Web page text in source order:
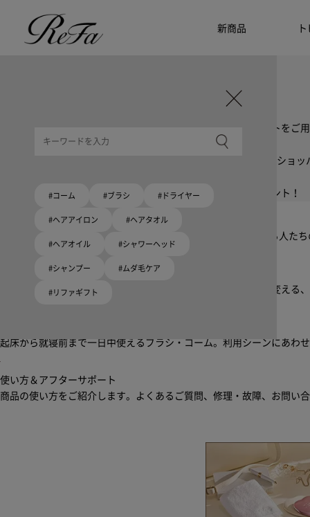
新商品
ReFa商品をご紹介します。プレゼント選びの参考に。
限定ラッピングバック・ショッパーまたはギフトスリーブセットをご
大切な人への贈り物にリファオリジナルショッパー
リファロゴが入った、白色のショッパーを6サイズ、ピンク色のショ
期間限定で対象商品のご購入でオリジナルショッパーをプレゼント！
Because ReFa | 上質な美しさを、妥協しない人へ
高機能ドライヤー Xモデルに宿る美学。上質な美しさを追求する人た
いい髪めざす、大人たちへ。
髪がきれいって嬉しい。「でもヘアケアは大変」という概念を変える
起床から就寝前まで一日中使えるブラシ・コーム。利用シーンにあわ
使い方＆アフターサポート
商品の使い方をご紹介します。よくあるご質問、修理・故障、お問い
#コーム #ブラシ #ドライヤー
#ヘアアイロン #ヘアタオル
#ヘアオイル #シャワーヘッド
#シャンプー #ムダ毛ケア
#リファギフト